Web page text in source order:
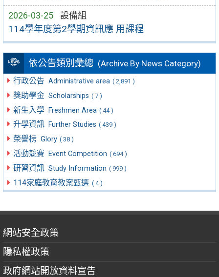
2026-03-25 設備組
114學年度第2學期資訊應 用課程
依公告類別彙總 (Archive By News Category)
行政公告 Administrative area ( 2,891 )
獎助學金 Scholarships ( 7 )
新生入學 Freshmen Area ( 44 )
升學資訊 Further Studies ( 439 )
榮譽榜 Glory ( 38 )
活動競賽 Event Competition ( 694 )
研習資訊 Study Information ( 999 )
114家庭教育教案甄選 ( 4 )
網站安全政策
隱私權政策
政府網站開放資料宣告